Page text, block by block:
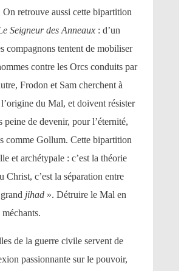
retrouve aussi cette bipartition
Seigneur des Anneaux : d’un
compagnons tentent de mobiliser
contre les Orcs conduits par
Frodon et Sam cherchent à
du Mal, et doivent résister
peine de devenir, pour l’éternité,
comme Gollum. Cette bipartition
et archétypale : c’est la théorie
Christ, c’est la séparation entre
jihad ». Détruire le Mal en
de la guerre civile servent de
passionnante sur le pouvoir,